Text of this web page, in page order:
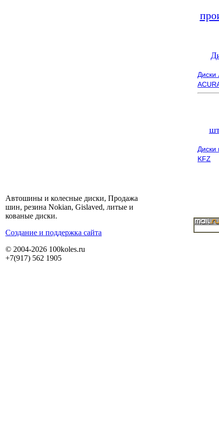
Диски
KFZ
Автошины и колесные диски, Продажа
шин, резина Nokian, Gislaved, литые и
кованые диски.
Cоздание и поддержка сайта
© 2004-2026 100koles.ru
+7(917) 562 1905